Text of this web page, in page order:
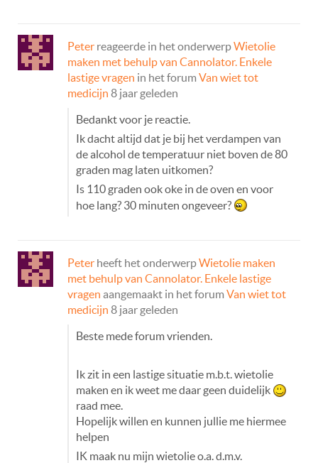
Peter reageerde in het onderwerpWietolie
maken met behulp van Cannolator. Enkele
lastige vragen in het forum Van wiet tot
medicijn 8 jaar geleden
Bedankt voor je reactie.
Ik dacht altijd dat je bij het verdampen van
de alcohol de temperatuur niet boven de 80
graden mag laten uitkomen?
Is 110 graden ook oke in de oven en voor
hoe lang? 30 minuten ongeveer?
Peter heeft het onderwerpWietolie maken
met behulp van Cannolator. Enkele lastige
vragen aangemaakt in het forum Van wiet tot
medicijn 8 jaar geleden
Beste mede forum vrienden.
Ik zit in een lastige situatie m.b.t. wietolie
maken en ik weet me daar geen duidelijk
raad mee.
Hopelijk willen en kunnen jullie me hiermee
helpen
IK maak nu mijn wietolie o.a. d.m.v.